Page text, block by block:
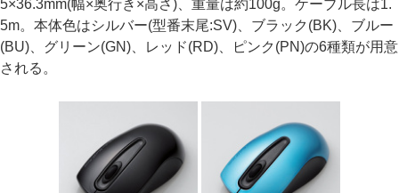
5×36.3mm(幅×奥行き×高さ)、重量は約100g。ケーブル長は1.
5m。本体色はシルバー(型番末尾:SV)、ブラック(BK)、ブルー
(BU)、グリーン(GN)、レッド(RD)、ピンク(PN)の6種類が用意
される。